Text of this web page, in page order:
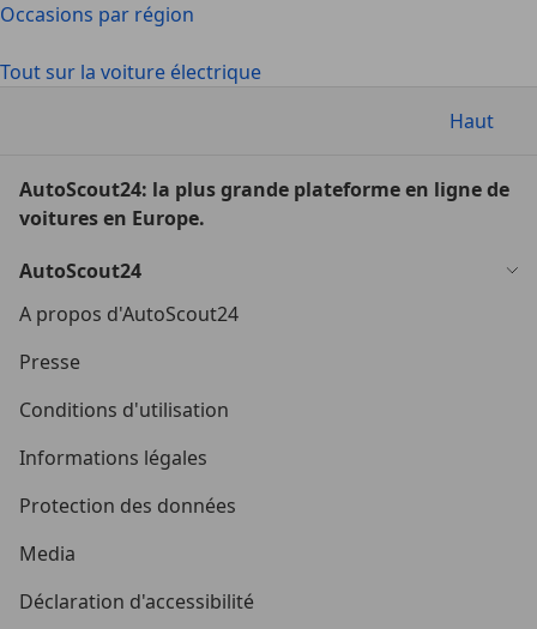
Occasions par région
Tout sur la voiture électrique
Haut
AutoScout24: la plus grande plateforme en ligne de
voitures en Europe.
AutoScout24
A propos d'AutoScout24
Presse
Conditions d'utilisation
Informations légales
Protection des données
Media
Déclaration d'accessibilité